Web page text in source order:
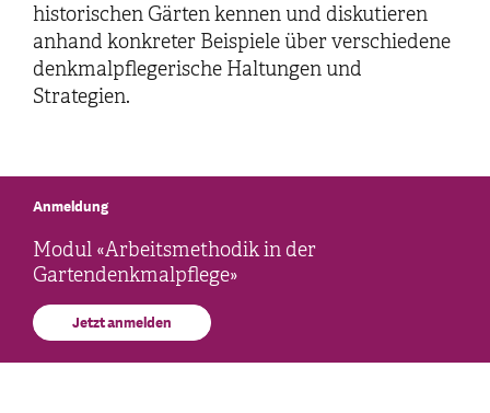
historischen Gärten kennen und diskutieren
anhand konkreter Beispiele über verschiedene
denkmalpflegerische Haltungen und
Strategien.
Modul «Arbeitsmethodik in der
Gartendenkmalpflege»
Anmeldung
Jetzt anmelden